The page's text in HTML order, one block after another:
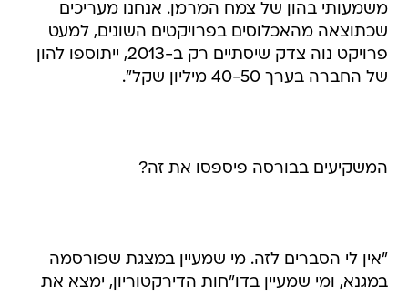
משמעותי בהון של צמח המרמן. אנחנו מעריכים
שכתוצאה מהאכלוסים בפרויקטים השונים, למעט
פרויקט נוה צדק שיסתיים רק ב-2013, ייתוספו להון
של החברה בערך 40-50 מיליון שקל".
המשקיעים בבורסה פיספסו את זה?
"אין לי הסברים לזה. מי שמעיין במצגת שפורסמה
במגנא, ומי שמעיין בדו"חות הדירקטוריון, ימצא את